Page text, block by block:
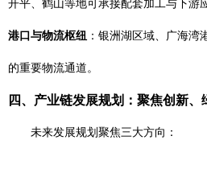
开平、鹤山等地可承接配套加工与下游
港口与物流枢纽 ：银洲湖区域、广海湾
的重要物流通道。
四、产业链发展规划：聚焦创新、
未来发展规划聚焦三大方向：